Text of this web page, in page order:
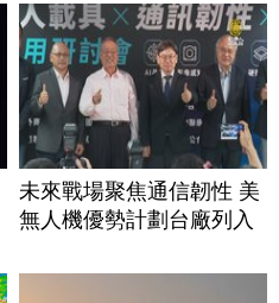
未來戰場聚焦通信韌性 美
無人機優勢計劃台廠列入